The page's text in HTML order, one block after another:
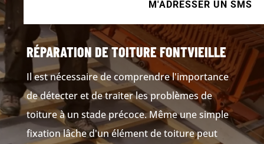
M'ADRESSER UN SMS
RÉPARATION DE TOITURE FONTVIEILLE
Il est nécessaire de comprendre l'importance
de détecter et de traiter les problèmes de
toiture à un stade précoce. Même une simple
fixation lâche d'un élément de toiture peut